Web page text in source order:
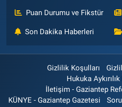
Puan Durumu ve Fikstür
Son Dakika Haberleri
Gizlilik Koşulları
Hukuka
İletişim - Gaziantep
KÜNYE - Gaziantep Gazetesi